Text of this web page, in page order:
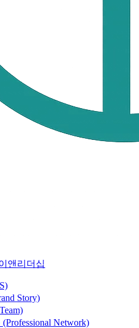
Story)
Network)